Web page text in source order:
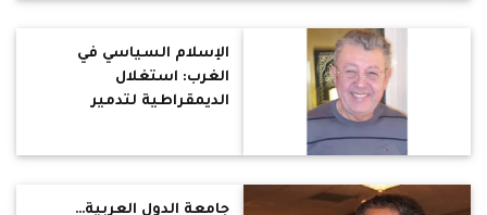
الإسلام السياسي في
الغرب: استغلال
الديمقراطية لتدمير
جامعة الدول العربية…